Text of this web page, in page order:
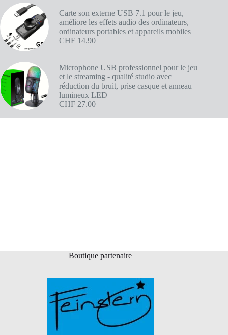
Carte son externe USB 7.1 pour le jeu,
améliore les effets audio des ordinateurs,
ordinateurs portables et appareils mobiles
CHF 14.90
Microphone USB professionnel pour le jeu
et le streaming - qualité studio avec
réduction du bruit, prise casque et anneau
lumineux LED
CHF 27.00
Boutique partenaire